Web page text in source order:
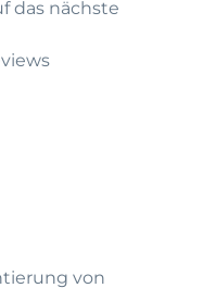
das nächste
von